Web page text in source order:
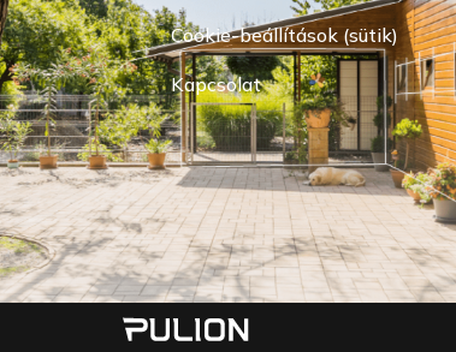
Cookie-beállítások (sütik)
Kapcsolat